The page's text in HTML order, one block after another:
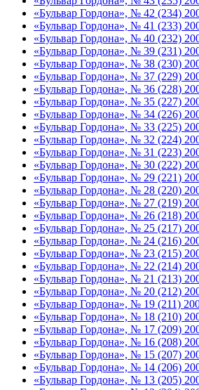
«Бульвар Гордона», № 42 (234)
«Бульвар Гордона», № 41 (233)
«Бульвар Гордона», № 40 (232)
«Бульвар Гордона», № 39 (231)
«Бульвар Гордона», № 38 (230)
«Бульвар Гордона», № 37 (229)
«Бульвар Гордона», № 36 (228)
«Бульвар Гордона», № 35 (227)
«Бульвар Гордона», № 34 (226)
«Бульвар Гордона», № 33 (225)
«Бульвар Гордона», № 32 (224)
«Бульвар Гордона», № 31 (223)
«Бульвар Гордона», № 30 (222)
«Бульвар Гордона», № 29 (221)
«Бульвар Гордона», № 28 (220)
«Бульвар Гордона», № 27 (219)
«Бульвар Гордона», № 26 (218)
«Бульвар Гордона», № 25 (217)
«Бульвар Гордона», № 24 (216)
«Бульвар Гордона», № 23 (215)
«Бульвар Гордона», № 22 (214)
«Бульвар Гордона», № 21 (213)
«Бульвар Гордона», № 20 (212)
«Бульвар Гордона», № 19 (211)
«Бульвар Гордона», № 18 (210)
«Бульвар Гордона», № 17 (209)
«Бульвар Гордона», № 16 (208)
«Бульвар Гордона», № 15 (207)
«Бульвар Гордона», № 14 (206)
«Бульвар Гордона», № 13 (205)